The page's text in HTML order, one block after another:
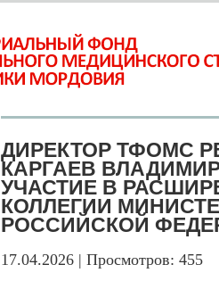
ДИРЕКТОР ТФОМС
КАРГАЕВ
УЧАСТИЕ В
КОЛЛЕГИИ
РОССИЙСКОЙ
17.04.2026 | Просмотров: 455